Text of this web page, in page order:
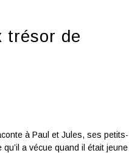
trésor de
à Paul et Jules, ses petits-
a vécue quand il était jeune